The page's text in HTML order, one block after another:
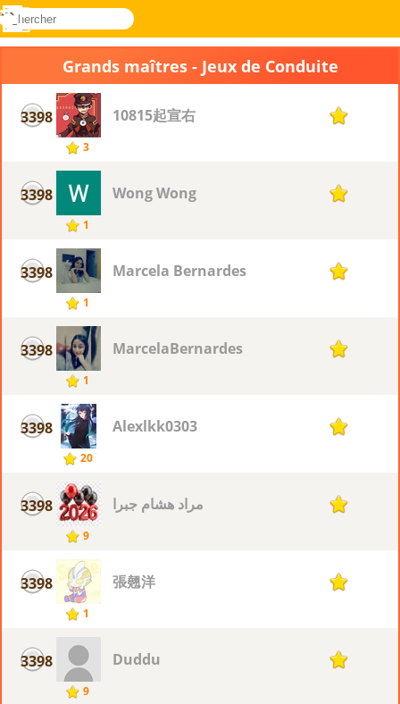
Novel
rechercher
Connectez-
Menu
Grands maîtres - Jeux de Conduite
3398
3
10815起宣右 1
3398
1
Wong Wong 1
3398
1
Marcela Bernardes 1
3398
1
MarcelaBernardes 1
3398
20
Alexlkk0303 1
3398
9
مراد هشام جبرا 1
3398
1
張翹洋 1
3398
9
Duddu 1